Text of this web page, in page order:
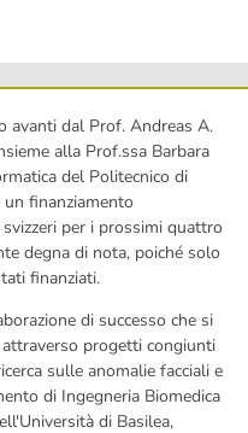
avanti dal Prof. Andreas A.
alla Prof.ssa Barbara
del Politecnico di
finanziamento
per i prossimi quattro
degna di nota, poiché solo
finanziati.
di successo che si
progetti congiunti
sulle anomalie facciali e
di Ingegneria Biomedica
di Basilea,